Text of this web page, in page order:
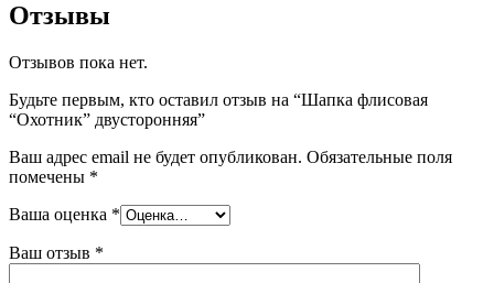
Отзывы
Отзывов пока нет.
Будьте первым, кто оставил отзыв на “Шапка флисовая
“Охотник” двусторонняя”
Ваш адрес email не будет опубликован. Обязательные поля
помечены *
Ваша оценка *
Ваш отзыв *